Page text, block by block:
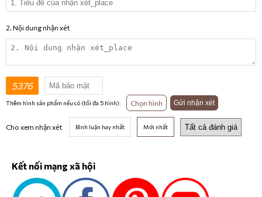
2. Nội dung nhận xét
5376
Thêm hình sản phẩm nếu có (tối đa 5 hình): Chọn hình Gửi nhận xét
Cho xem nhận xét Bình luận hay nhất Mới nhất
Kết nối mạng xã hội